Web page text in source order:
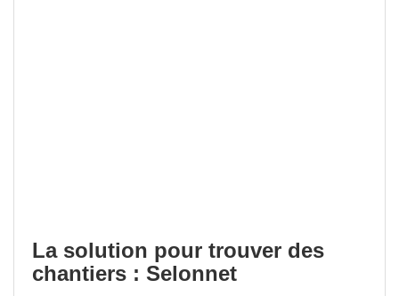
La solution pour trouver des
chantiers : Selonnet